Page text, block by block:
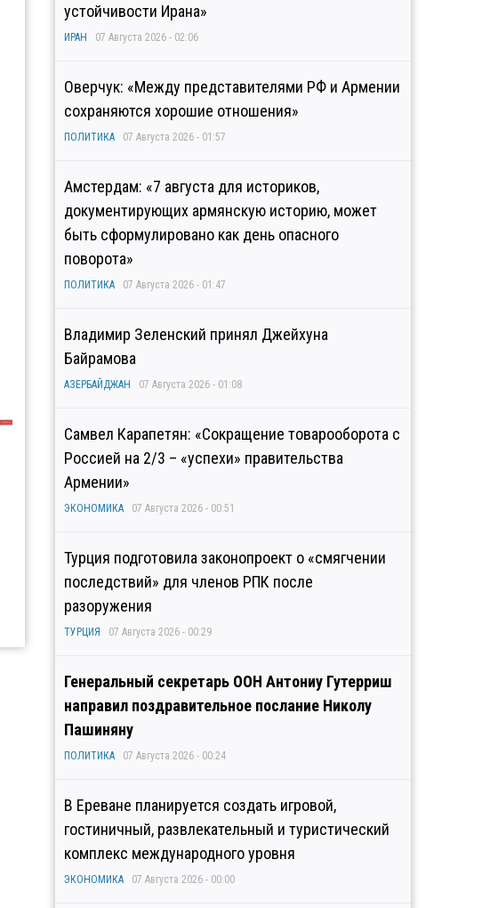
устойчивости Ирана»
ИРАН 07 Августа 2026 - 02:06
Оверчук: «Между представителями РФ и Армении
сохраняются хорошие отношения»
ПОЛИТИКА 07 Августа 2026 - 01:57
Амстердам: «7 августа для историков,
документирующих армянскую историю, может
быть сформулировано как день опасного
поворота»
ПОЛИТИКА 07 Августа 2026 - 01:47
Владимир Зеленский принял Джейхуна
Байрамова
АЗЕРБАЙДЖАН 07 Августа 2026 - 01:08
Самвел Карапетян: «Сокращение товарооборота с
Россией на 2/3 – «успехи» правительства
Армении»
ЭКОНОМИКА 07 Августа 2026 - 00:51
Турция подготовила законопроект о «смягчении
последствий» для членов РПК после
разоружения
ТУРЦИЯ 07 Августа 2026 - 00:29
Генеральный секретарь ООН Антониу Гутерриш
направил поздравительное послание Николу
Пашиняну
ПОЛИТИКА 07 Августа 2026 - 00:24
В Ереване планируется создать игровой,
гостиничный, развлекательный и туристический
комплекс международного уровня
ЭКОНОМИКА 07 Августа 2026 - 00:00